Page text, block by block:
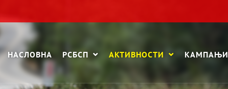
НАСЛОВНА РСБСП АКТИВНОСТИ КАМПАЊИ